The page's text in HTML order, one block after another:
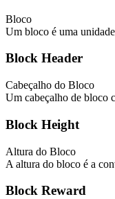
Bloco
Um bloco é uma
Block Header
Cabeçalho do Bloco
Um cabeçalho de bloco
Block Height
Altura do Bloco
A altura do bloco é a
Block Reward